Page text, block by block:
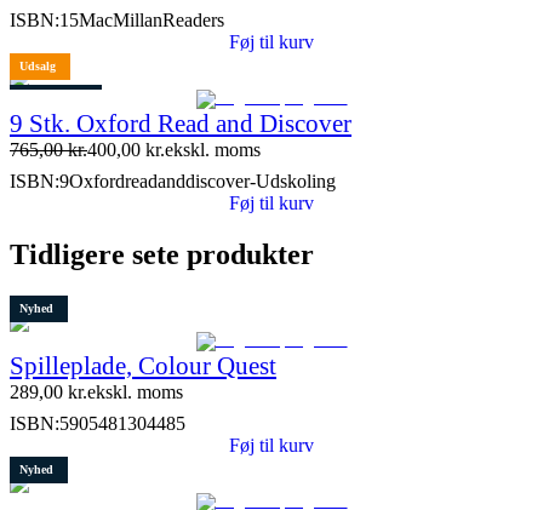
ISBN:15MacMillanReaders
Føj til kurv
Udsalg
9 Stk. Oxford Read and Discover
765,00kr.400,00 kr.ekskl. moms
ISBN:9Oxfordreadanddiscover-Udskoling
Føj til kurv
Tidligere sete produkter
Nyhed
Spilleplade, Colour Quest
289,00 kr.ekskl. moms
ISBN:5905481304485
Føj til kurv
Nyhed